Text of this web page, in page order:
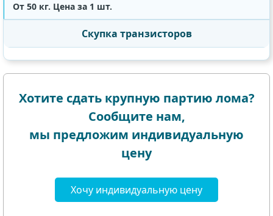
От 50 кг. Цена за 1 шт.
Скупка транзисторов
Хотите сдать крупную партию лома?
Сообщите нам,
мы предложим индивидуальную
цену
Хочу индивидуальную цену